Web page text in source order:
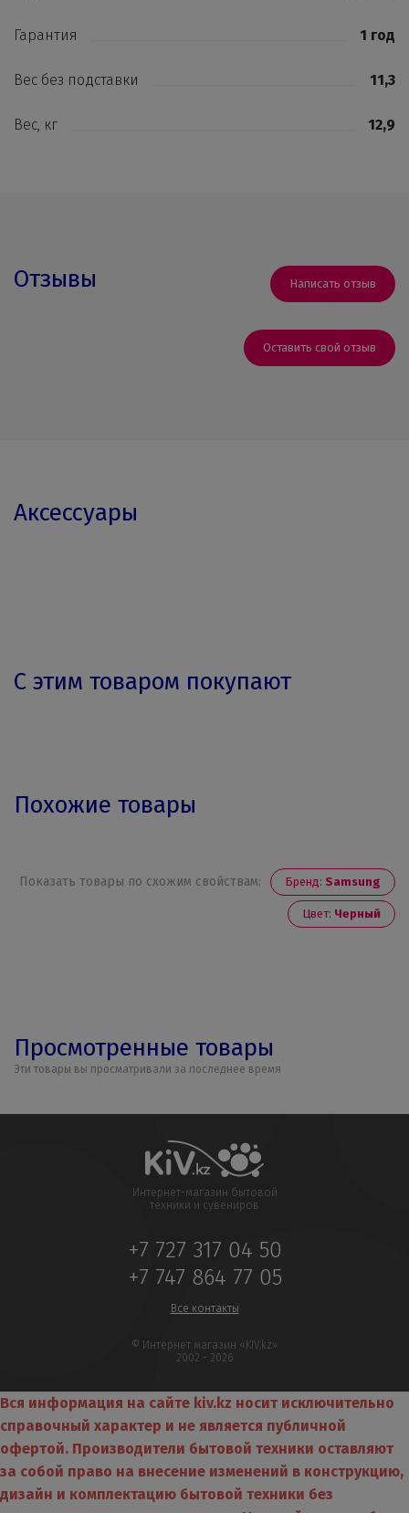
Гарантия 1 год
Вес без подставки 11,3
Вес, кг 12,9
Отзывы Написать отзыв
Оставить свой отзыв
Аксессуары
С этим товаром покупают
Похожие товары
Показать товары по схожим свойствам: Бренд: Samsung
Цвет: Черный
Просмотренные товары
Эти товары вы просматривали за последнее время
Интернет-магазин бытовой
техники и сувениров
+7 727 317 04 50
+7 747 864 77 05
Все контакты
© Интернет магазин «KIV.kz»
2002 - 2026
Вся информация на сайте kiv.kz носит исключительно
справочный характер и не является публичной
офертой. Производители бытовой техники оставляют
за собой право на внесение изменений в конструкцию,
дизайн и комплектацию бытовой техники без